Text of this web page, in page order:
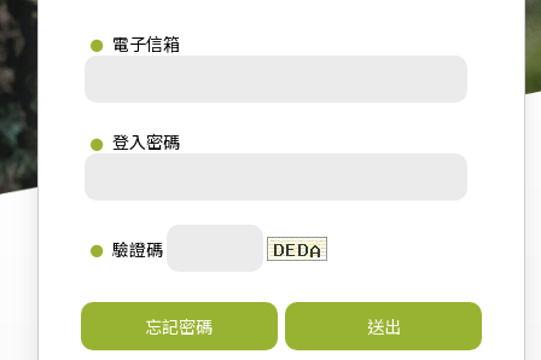
電子信箱
登入密碼
驗證碼
忘記密碼 送出